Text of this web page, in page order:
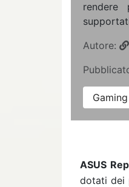
Autore:
Gaming
ASUS
dotati dei